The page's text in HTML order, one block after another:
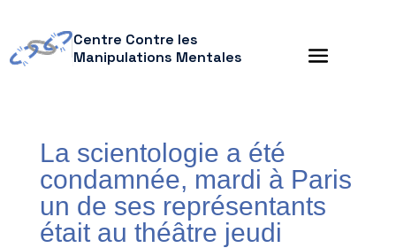
Centre Contre les
Manipulations Mentales
La scientologie a été
condamnée, mardi à Paris
un de ses représentants
était au théâtre jeudi